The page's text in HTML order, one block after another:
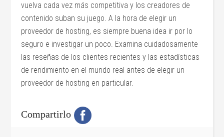
vuelva cada vez más competitiva y los creadores de
contenido suban su juego. A la hora de elegir un
proveedor de hosting, es siempre buena idea ir por lo
seguro e investigar un poco. Examina cuidadosamente
las reseñas de los clientes recientes y las estadísticas
de rendimiento en el mundo real antes de elegir un
proveedor de hosting en particular.
Compartirlo